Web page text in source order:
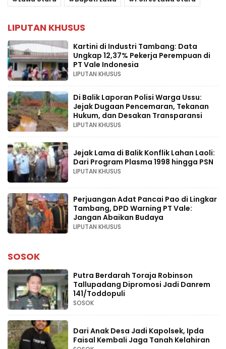
LIPUTAN KHUSUS
Kartini di Industri Tambang: Data
Ungkap 12,37% Pekerja Perempuan di
PT Vale Indonesia
LIPUTAN KHUSUS
Di Balik Laporan Polisi Warga Ussu:
Jejak Dugaan Pencemaran, Tekanan
Hukum, dan Desakan Transparansi
LIPUTAN KHUSUS
Jejak Lama di Balik Konflik Lahan Laoli:
Dari Program Plasma 1998 hingga PSN
LIPUTAN KHUSUS
Perjuangan Adat Pancai Pao di Lingkar
Tambang, DPD Warning PT Vale:
Jangan Abaikan Budaya
LIPUTAN KHUSUS
SOSOK
Putra Berdarah Toraja Robinson
Tallupadang Dipromosi Jadi Danrem
141/Toddopuli
SOSOK
Dari Anak Desa Jadi Kapolsek, Ipda
Faisal Kembali Jaga Tanah Kelahiran